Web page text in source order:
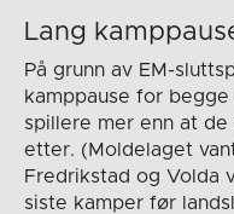
Lang
På grunn av EM-
kamppause for
spillere mer enn at
etter. (Moldelaget
Fredrikstad og Volda
siste kamper før